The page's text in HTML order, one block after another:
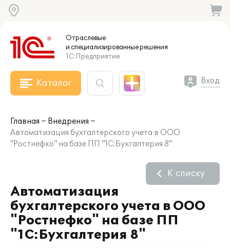
Отраслевые
и специализированныерешения
1С:Предприятие
Каталог Вход
Главная
Внедрения
Автоматизация бухгалтерского учета в ООО
"Ростнефко" на базе ПП "1С:Бухгалтерия 8"
Автоматизация
бухгалтерского учета в ООО
"Ростнефко" на базе ПП
"1С:Бухгалтерия 8"
К списку